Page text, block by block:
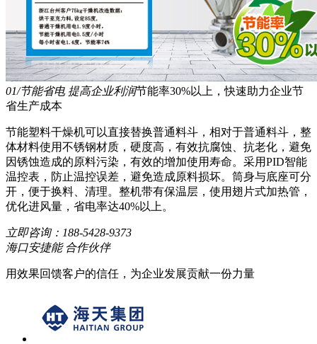
01/节能省电 提高企业利润节能率30%以上，快速助力企业节
省生产成本
节能塑料干燥机可以直接替换普通料斗，相对于普通料斗，整
体材料使用不锈钢材质，硬度高，有效抗腐蚀、抗老化，避免
因锈蚀造成的原料污染，有效的增加使用寿命。采用PID智能
温控表，防止温控误差，避免造成原料损坏。筒身与底座可分
开，便于换料、清理。整机带有保温层，使用翅片式加热管，
优化进风量，省电率达40%以上。
立即咨询： 188-5428-9373
海口安捷能 合作伙伴
用效果回馈客户的信任，为企业发展贡献一份力量